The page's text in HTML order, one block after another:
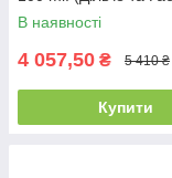
Девоушн Вумен)
В наявності
4 057,50 ₴ 5 410 ₴
Купити